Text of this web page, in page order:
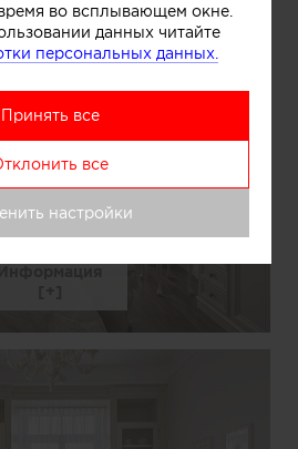
во всплывающем окне.
данных читайте
персональных данных.
Принять все
все
настройки